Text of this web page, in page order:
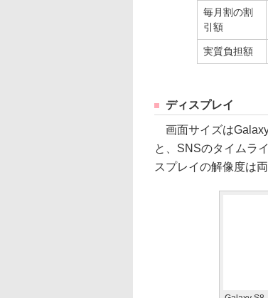
毎月割の割
引額
実質負担額
ディスプレイ
画面サイズは
と、SNSのタイムラ
スプレイの解像度は